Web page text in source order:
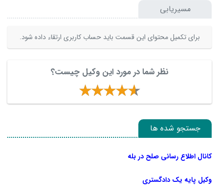
مسیریابی
برای تکمیل محتوای این قسمت باید حساب کاربری ارتقاء داده شود.
نظر شما در مورد این وکیل چیست؟
جستجو شده ها
کانال اطلاع رسانی صلح در بله
وکیل پایه یک دادگستری